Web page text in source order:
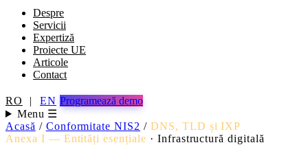
Despre
Servicii
Expertiză
Proiecte UE
Articole
Contact
RO | EN Programează demo
Menu ☰
Acasă / Conformitate NIS2 / DNS, TLD și IXP
Anexa I — Entități esențiale · Infrastructură digitală